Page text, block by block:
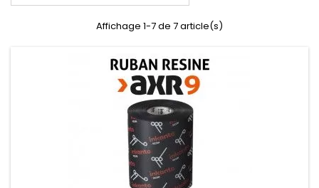
Affichage 1-7 de 7 article(s)